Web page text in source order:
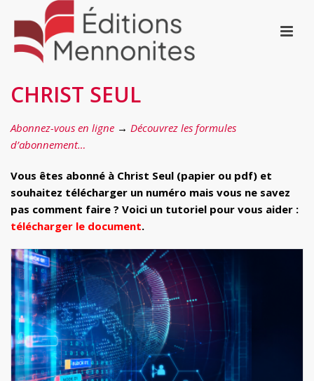
CHRIST SEUL
Abonnez-vous en ligne → Découvrez les formules
d’abonnement…
Vous êtes abonné à Christ Seul (papier ou pdf) et
souhaitez télécharger un numéro mais vous ne savez
pas comment faire ? Voici un tutoriel pour vous aider :
télécharger le document.